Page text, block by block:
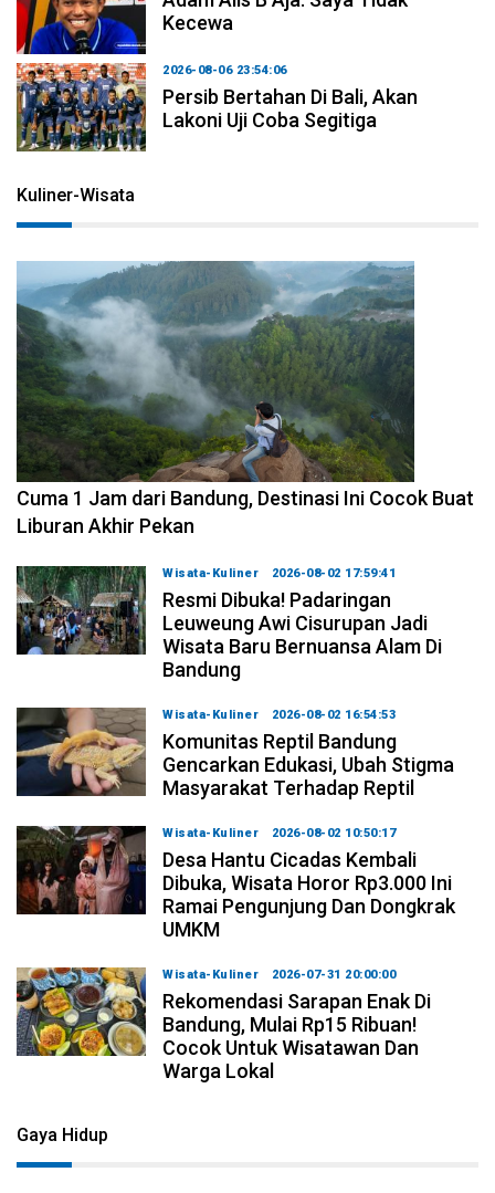
Kecewa
2026-08-06 23:54:06
Persib Bertahan Di Bali, Akan
Lakoni Uji Coba Segitiga
Kuliner-Wisata
2026-08-07 15:00:00
Cuma 1 Jam dari Bandung, Destinasi Ini Cocok Buat
Liburan Akhir Pekan
Wisata-Kuliner 2026-08-02 17:59:41
Resmi Dibuka! Padaringan
Leuweung Awi Cisurupan Jadi
Wisata Baru Bernuansa Alam Di
Bandung
Wisata-Kuliner 2026-08-02 16:54:53
Komunitas Reptil Bandung
Gencarkan Edukasi, Ubah Stigma
Masyarakat Terhadap Reptil
Wisata-Kuliner 2026-08-02 10:50:17
Desa Hantu Cicadas Kembali
Dibuka, Wisata Horor Rp3.000 Ini
Ramai Pengunjung Dan Dongkrak
UMKM
Wisata-Kuliner 2026-07-31 20:00:00
Rekomendasi Sarapan Enak Di
Bandung, Mulai Rp15 Ribuan!
Cocok Untuk Wisatawan Dan
Warga Lokal
Gaya Hidup